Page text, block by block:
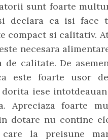
sunt foarte
declara ca isi face
compact si calitativ.
necesara
de calitate. De
este foarte usor
iese
Apreciaza foarte
dotare nu contine
care la preisune